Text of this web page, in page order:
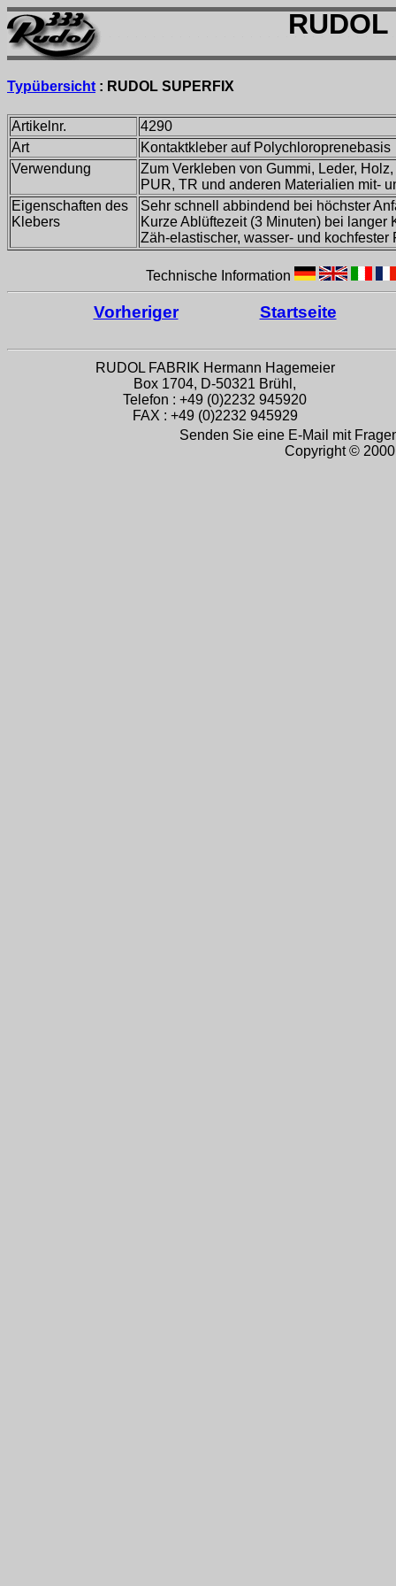
Typübersicht : RUDOL SUPERFIX
Artikelnr.
4290
Art
Kontaktkleber auf Polychloroprenebasis
Verwendung
Zum Verkleben von Gummi, Leder,
PUR, TR und anderen Materialien mit-
Eigenschaften des
Klebers
Sehr schnell abbindend bei höchster
Kurze Ablüftezeit (3 Minuten) bei langer
Zäh-elastischer, wasser- und
Technische Information
Vorheriger Startseite
RUDOL FABRIK Hermann Hagemeier
Box 1704, D-50321 Brühl,
Telefon : +49 (0)2232 945920
FAX : +49 (0)2232 945929
Senden Sie eine E-Mail mit
Copyright ©